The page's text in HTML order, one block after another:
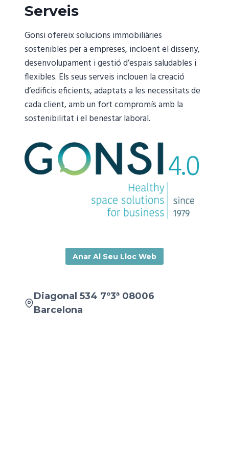
Serveis
Gonsi ofereix solucions immobiliàries
sostenibles per a empreses, incloent el disseny,
desenvolupament i gestió d’espais saludables i
flexibles. Els seus serveis inclouen la creació
d’edificis eficients, adaptats a les necessitats de
cada client, amb un fort compromís amb la
sostenibilitat i el benestar laboral.
Anar Al Seu Lloc Web
Diagonal 534 7º3ª 08006
Barcelona